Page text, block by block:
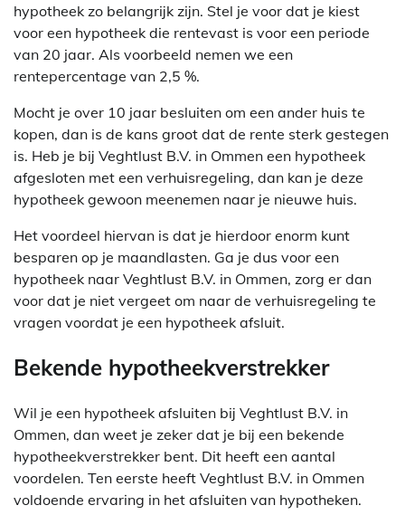
hypotheek zo belangrijk zijn. Stel je voor dat je kiest
voor een hypotheek die rentevast is voor een periode
van 20 jaar. Als voorbeeld nemen we een
rentepercentage van 2,5 %.
Mocht je over 10 jaar besluiten om een ander huis te
kopen, dan is de kans groot dat de rente sterk gestegen
is. Heb je bij Veghtlust B.V. in Ommen een hypotheek
afgesloten met een verhuisregeling, dan kan je deze
hypotheek gewoon meenemen naar je nieuwe huis.
Het voordeel hiervan is dat je hierdoor enorm kunt
besparen op je maandlasten. Ga je dus voor een
hypotheek naar Veghtlust B.V. in Ommen, zorg er dan
voor dat je niet vergeet om naar de verhuisregeling te
vragen voordat je een hypotheek afsluit.
Bekende hypotheekverstrekker
Wil je een hypotheek afsluiten bij Veghtlust B.V. in
Ommen, dan weet je zeker dat je bij een bekende
hypotheekverstrekker bent. Dit heeft een aantal
voordelen. Ten eerste heeft Veghtlust B.V. in Ommen
voldoende ervaring in het afsluiten van hypotheken.